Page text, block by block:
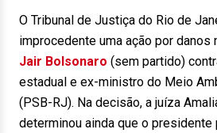
O Tribunal de Justiça do Rio de
improcedente uma ação por danos
Jair Bolsonaro (sem partido)
estadual e ex-ministro do Meio
(PSB-RJ). Na decisão, a juíza
determinou ainda que o